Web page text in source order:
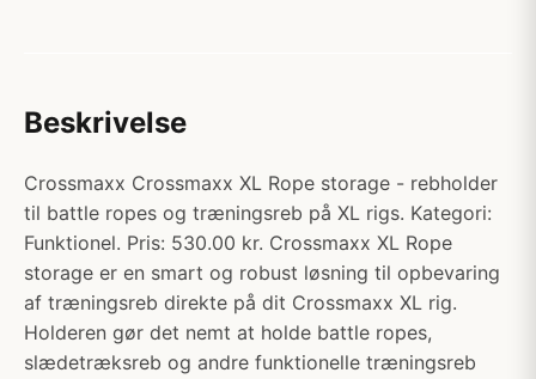
Beskrivelse
Crossmaxx Crossmaxx XL Rope storage - rebholder
til battle ropes og træningsreb på XL rigs. Kategori:
Funktionel. Pris: 530.00 kr. Crossmaxx XL Rope
storage er en smart og robust løsning til opbevaring
af træningsreb direkte på dit Crossmaxx XL rig.
Holderen gør det nemt at holde battle ropes,
slædetræksreb og andre funktionelle træningsreb